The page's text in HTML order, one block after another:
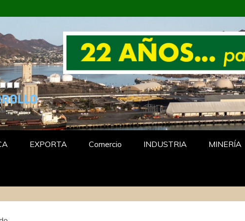
…
EXPORTA Comercio INDUSTRIA MINERÍA